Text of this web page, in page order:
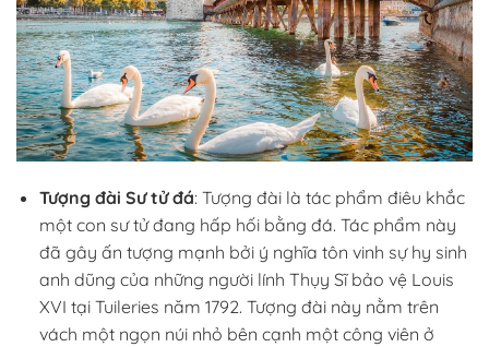
Tượng đài Sư tử đá: Tượng đài là tác phẩm điêu khắc
một con sư tử đang hấp hối bằng đá. Tác phẩm này
đã gây ấn tượng mạnh bởi ý nghĩa tôn vinh sự hy sinh
anh dũng của những người lính Thụy Sĩ bảo vệ Louis
XVI tại Tuileries năm 1792. Tượng đài này nằm trên
vách một ngọn núi nhỏ bên cạnh một công viên ở